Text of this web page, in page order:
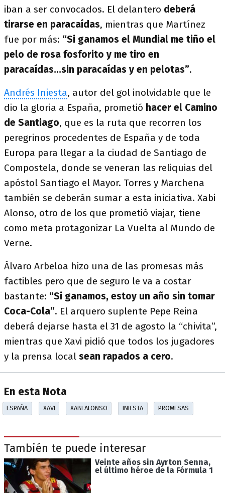
iban a ser convocados. El delantero deberá
tirarse en paracaídas, mientras que Martínez
fue por más: “Si ganamos el Mundial me tiño el
pelo de rosa fosforito y me tiro en
paracaídas...sin paracaídas y en pelotas”.
Andrés Iniesta, autor del gol inolvidable que le
dio la gloria a España, prometió hacer el Camino
de Santiago, que es la ruta que recorren los
peregrinos procedentes de España y de toda
Europa para llegar a la ciudad de Santiago de
Compostela, donde se veneran las reliquias del
apóstol Santiago el Mayor. Torres y Marchena
también se deberán sumar a esta iniciativa. Xabi
Alonso, otro de los que prometió viajar, tiene
como meta protagonizar La Vuelta al Mundo de
Verne.
Álvaro Arbeloa hizo una de las promesas más
factibles pero que de seguro le va a costar
bastante: “Si ganamos, estoy un año sin tomar
Coca-Cola”. El arquero suplente Pepe Reina
deberá dejarse hasta el 31 de agosto la “chivita”,
mientras que Xavi pidió que todos los jugadores
y la prensa local sean rapados a cero.
En esta Nota
ESPAÑA XAVI XABI ALONSO INIESTA PROMESAS
También te puede interesar
Veinte años sin Ayrton Senna,
el último héroe de la Fórmula 1